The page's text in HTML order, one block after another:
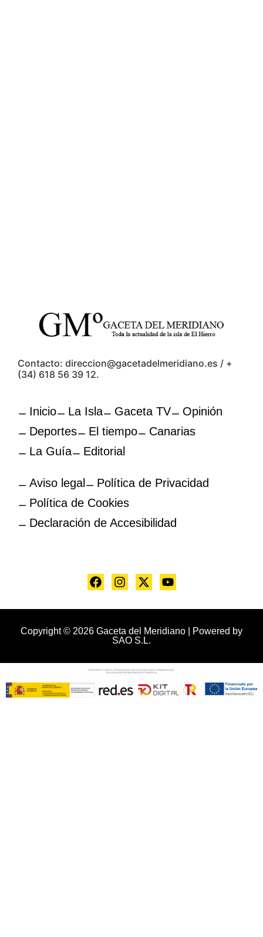
Contacto: direccion@gacetadelmeridiano.es / +
(34) 618 56 39 12.
Inicio La Isla Gaceta TV
Opinión
Deportes
El tiempo
Canarias
La Guía
Editorial
Aviso legal
Política de Privacidad
Política de Cookies
Declaración de Accesibilidad
Copyright © 2026 Gaceta del Meridiano | Powered by
SAO S.L.